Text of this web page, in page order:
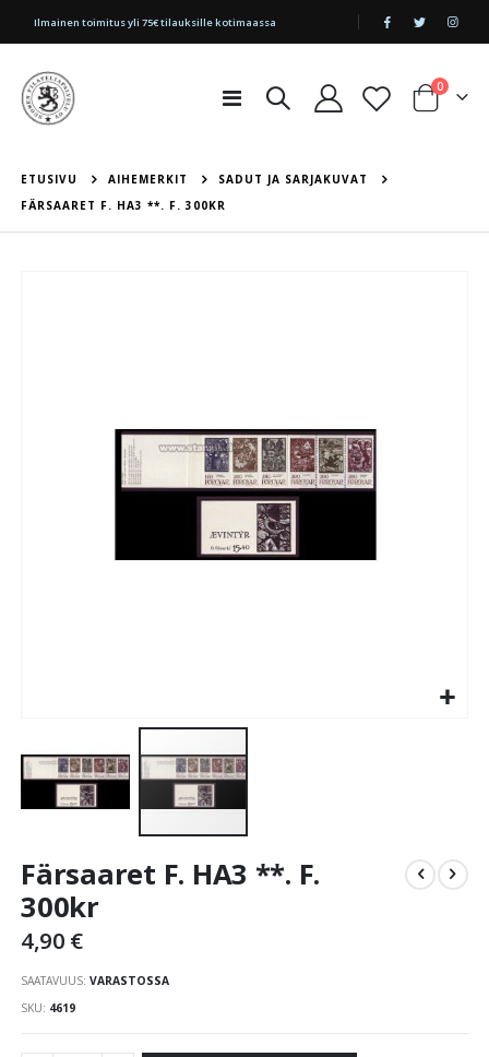
|
Ilmainen toimitus yli 75€ tilauksille kotimaassa
Toggle
Cart
0tuotetta
ETUSIVU AIHEMERKIT
SADUT JA SARJAKUVAT
FÄRSAARET F. HA3 **. F. 300KR
to
beginning
of
images
gallery
Färsaaret F. HA3 **. F.
300kr
4,90 €
SAATAVUUS: VARASTOSSA
SKU 4619